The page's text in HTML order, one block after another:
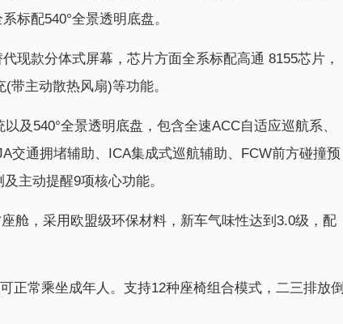
标配540°全景透明底盘。
现款分体式屏幕，芯片方面全系标配高通 8155芯片，
带主动散热风扇)等功能。
及540°全景透明底盘，包含全速ACC自适应巡航系、
交通拥堵辅助、ICA集成式巡航辅助、FCW前方碰撞预
主动提醒9项核心功能。
舱，采用欧盟级环保材料，新车气味性达到3.0级，配
正常乘坐成年人。支持12种座椅组合模式，二三排放倒